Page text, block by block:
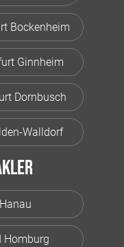
Bockenheim
Ginnheim
Dornbusch
Walldorf
Homburg